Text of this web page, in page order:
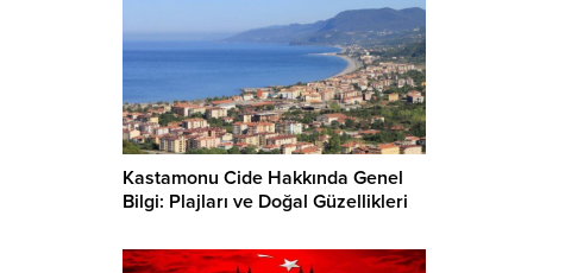
Kastamonu Cide Hakkında Genel
Bilgi: Plajları ve Doğal Güzellikleri